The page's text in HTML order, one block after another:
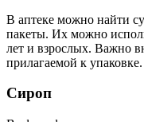
В аптеке можно найти
пакеты. Их можно
лет и взрослых. Важно
прилагаемой к упаковке.
Сироп